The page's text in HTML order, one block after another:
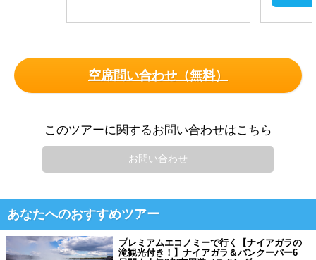
空席問い合わせ（無料）
このツアーに関するお問い合わせはこちら
お問い合わせ
あなたへのおすすめツアー
プレミアムエコノミーで行く【ナイアガラの
滝観光付き！】ナイアガラ＆バンクーバー6